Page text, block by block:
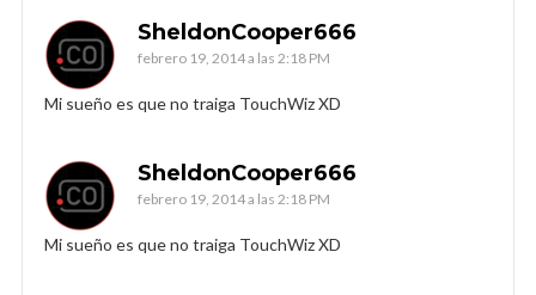
SheldonCooper666
febrero 19, 2014 a las 2:18 PM
Mi sueño es que no traiga TouchWiz XD
SheldonCooper666
febrero 19, 2014 a las 2:18 PM
Mi sueño es que no traiga TouchWiz XD